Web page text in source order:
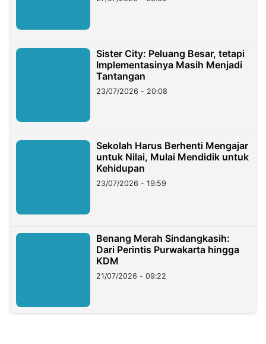
Sister City: Peluang Besar, tetapi
Implementasinya Masih Menjadi
Tantangan
23/07/2026 - 20:08
Sekolah Harus Berhenti Mengajar
untuk Nilai, Mulai Mendidik untuk
Kehidupan
23/07/2026 - 19:59
Benang Merah Sindangkasih:
Dari Perintis Purwakarta hingga
KDM
21/07/2026 - 09:22